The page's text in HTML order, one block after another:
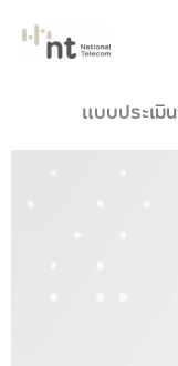
แบบประเมิ